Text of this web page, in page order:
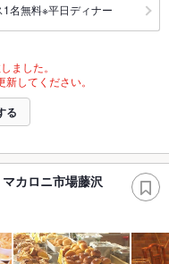
1名無料※平日ディナー
ました。
してください。
る
ロニ市場藤沢